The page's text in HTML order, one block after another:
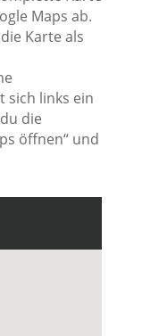
Maps ab.
Karte als
sich links ein
die
öffnen“ und